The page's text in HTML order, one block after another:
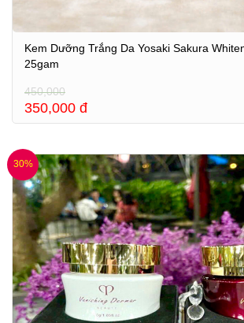
Kem Dưỡng Trắng Da Yosaki Sakura
25gam
450,000
350,000 đ
30%